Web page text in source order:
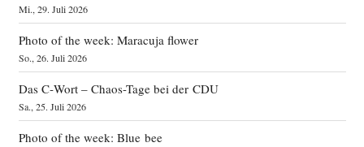
Mi., 29. Juli 2026
Photo of the week: Maracuja flower
So., 26. Juli 2026
Das C‑Wort – Chaos-Tage bei der CDU
Sa., 25. Juli 2026
Photo of the week: Blue bee